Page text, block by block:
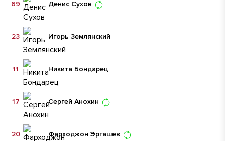
Денис Сухов
69
Игорь Землянский
23
Никита Бондарец
11
Сергей Анохин
17
Фарходжон Эргашев
20